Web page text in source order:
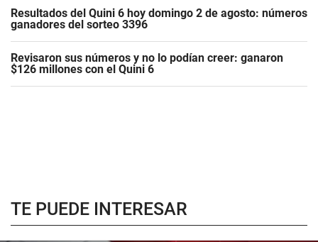
Resultados del Quini 6 hoy domingo 2 de agosto: números
ganadores del sorteo 3396
Revisaron sus números y no lo podían creer: ganaron
$126 millones con el Quini 6
TE PUEDE INTERESAR